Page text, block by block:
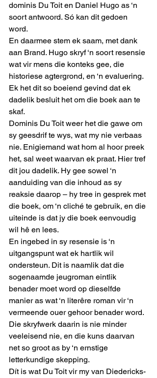
dominis Du Toit en Daniel Hugo as ‘n
soort antwoord. Só kan dit gedoen
word.
En daarmee stem ek saam, met dank
aan Brand. Hugo skryf ‘n soort resensie
wat vir mens die konteks gee, die
historiese agtergrond, en ‘n evaluering.
Ek het dit so boeiend gevind dat ek
dadelik besluit het om die boek aan te
skaf.
Dominis Du Toit weer het die gawe om
sy geesdrif te wys, wat my nie verbaas
nie. Enigiemand wat hom al hoor preek
het, sal weet waarvan ek praat. Hier tref
dit jou dadelik. Hy gee sowel ‘n
aanduiding van die inhoud as sy
reaksie daarop – hy tree in gesprek met
die boek, om ‘n cliché te gebruik, en die
uiteinde is dat jy die boek eenvoudig
wil hê en lees.
En ingebed in sy resensie is ‘n
uitgangspunt wat ek hartlik wil
ondersteun. Dit is naamlik dat die
sogenaamde jeugroman eintlik
benader moet word op dieselfde
manier as wat ‘n literêre roman vir ‘n
vermeende ouer gehoor benader word.
Die skryfwerk daarin is nie minder
veeleisend nie, en die kuns daarvan
net so groot as by ‘n ernstige
letterkundige skepping.
Dít is wat Du Toit vir my van Diedericks-